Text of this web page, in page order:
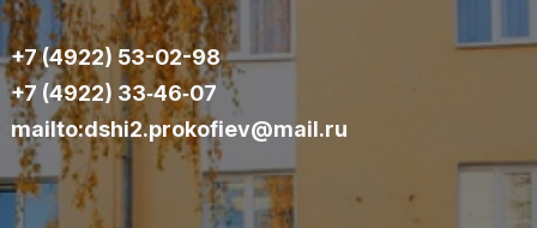
+7 (4922) 53-02-98
+7 (4922) 33‑46‑07
mailto:dshi2.prokofiev@mail.ru